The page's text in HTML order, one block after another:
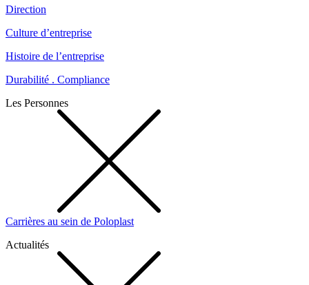
Direction
Culture d’entreprise
Histoire de l’entreprise
Durabilité . Compliance
Les Personnes
Carrières au sein de Poloplast
Actualités